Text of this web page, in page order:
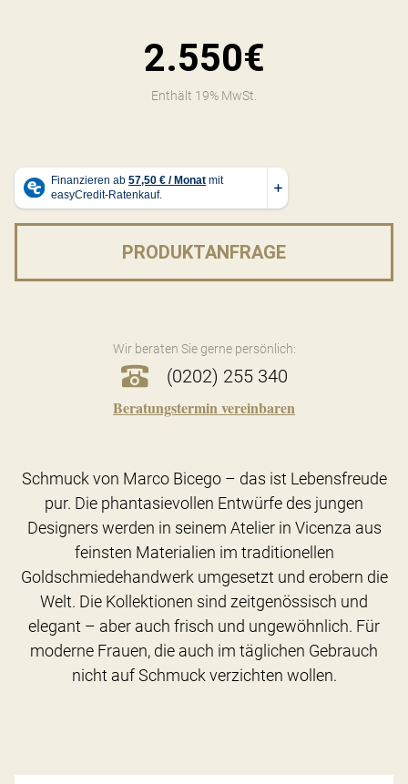
2.550€
Enthält 19% MwSt.
PRODUKTANFRAGE
Wir beraten Sie gerne persönlich:
(0202) 255 340
Beratungstermin vereinbaren
Schmuck von Marco Bicego – das ist Lebensfreude
pur. Die phantasievollen Entwürfe des jungen
Designers werden in seinem Atelier in Vicenza aus
feinsten Materialien im traditionellen
Goldschmiedehandwerk umgesetzt und erobern die
Welt. Die Kollektionen sind zeitgenössisch und
elegant – aber auch frisch und ungewöhnlich. Für
moderne Frauen, die auch im täglichen Gebrauch
nicht auf Schmuck verzichten wollen.